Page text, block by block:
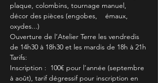
plaque, colombins, tournage manuel,
décor des pièces (engobes,    émaux,
oxydes...)
Ouverture de l’Atelier Terre les vendredis
de 14h30 à 18h30 et les mardis de 18h à 21h
Tarifs:
Inscription :  100€ pour l’année (septembre
à août), tarif dégressif pour inscription en